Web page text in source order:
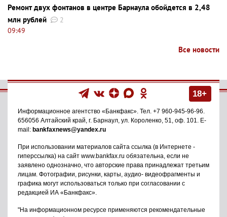
Ремонт двух фонтанов в центре Барнаула обойдется в 2,48
млн рублей
2
09:49
Все новости
18+
Информационное агентство «Банкфакс» . Тел. +7 960-945-96-96
656056 Алтайский край, г. Барнаул ул. Короленко, 51, оф. 101
. E-
mail: bankfaxnews@yandex.ru
При использовании материалов сайта ссылка (в Интернете -
гиперссылка) на сайт www.bankfax.ru обязательна, если не
заявлено однозначно, что авторские права принадлежат третьим
лицам. Фотографии, рисунки, карты, аудио- видеофрагменты и
графика могут использоваться только при согласовании с
редакцией ИА «Банкфакс».
"На информационном ресурсе применяются рекомендательные